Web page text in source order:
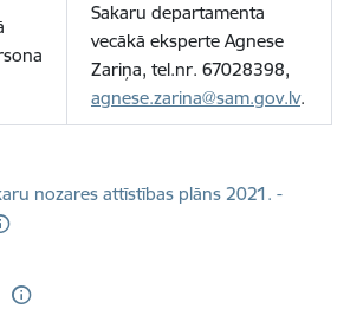
Sakaru departamenta
vecākā eksperte Agnese
Zariņa, tel.nr. 67028398,
agnese.zarina@sam.gov.lv.
nozares attīstības plāns 2021. -